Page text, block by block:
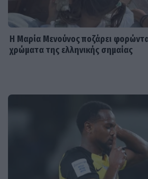
Η Μαρία Μενούνος ποζάρει
χρώματα της ελληνικής σημαίας